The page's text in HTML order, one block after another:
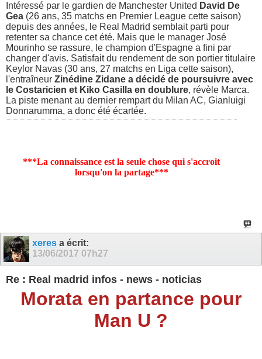
Intéressé par le gardien de Manchester United David De
Gea (26 ans, 35 matchs en Premier League cette saison)
depuis des années, le Real Madrid semblait parti pour
retenter sa chance cet été. Mais que le manager José
Mourinho se rassure, le champion d'Espagne a fini par
changer d'avis. Satisfait du rendement de son portier titulaire
Keylor Navas (30 ans, 27 matchs en Liga cette saison),
l'entraîneur Zinédine Zidane a décidé de poursuivre avec
le Costaricien et Kiko Casilla en doublure, révèle Marca.
La piste menant au dernier rempart du Milan AC, Gianluigi
Donnarumma, a donc été écartée.
***La connaissance est la seule chose qui s'accroit
lorsqu'on la partage***
xeres a écrit:
13/06/2017 07h27
Re : Real madrid infos - news - noticias
Morata en partance pour
Man U ?